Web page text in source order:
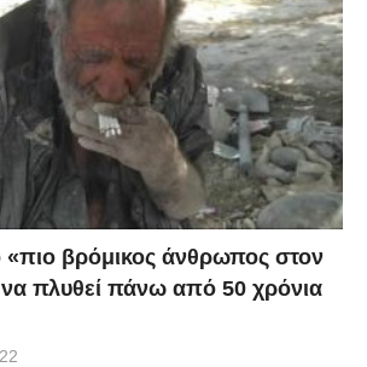
«πιο βρόμικος άνθρωπος στον
πλυθεί πάνω από 50 χρόνια